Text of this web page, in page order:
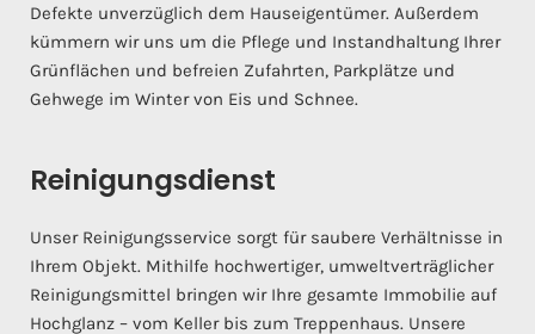
Defekte unverzüglich dem Hauseigentümer. Außerdem
kümmern wir uns um die Pflege und Instandhaltung Ihrer
Grünflächen und befreien Zufahrten, Parkplätze und
Gehwege im Winter von Eis und Schnee.
Reinigungsdienst
Unser Reinigungsservice sorgt für saubere Verhältnisse in
Ihrem Objekt. Mithilfe hochwertiger, umweltverträglicher
Reinigungsmittel bringen wir Ihre gesamte Immobilie auf
Hochglanz – vom Keller bis zum Treppenhaus. Unsere